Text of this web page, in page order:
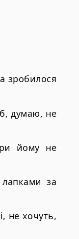
зробилося
б, думаю, не
йому не
за
не хочуть,